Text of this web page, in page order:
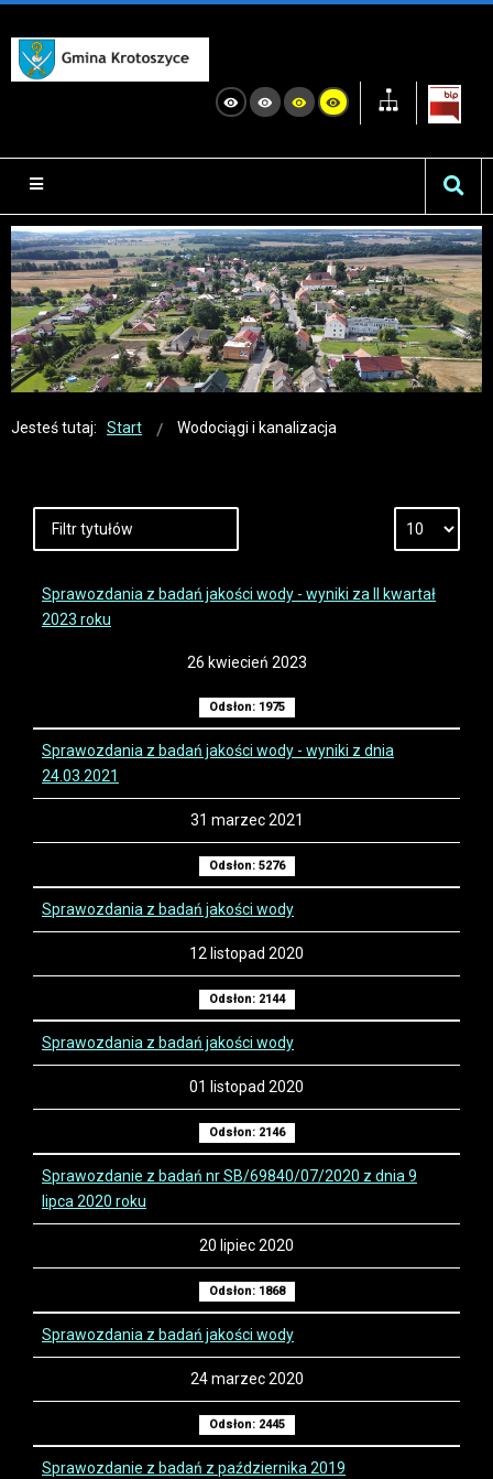
Jesteś tutaj: Start Wodociągi i kanalizacja
Sprawozdania z badań jakości wody - wyniki za II kwartał
2023 roku
26 kwiecień 2023
Odsłon: 1975
Sprawozdania z badań jakości wody - wyniki z dnia
24.03.2021
31 marzec 2021
Odsłon: 5276
Sprawozdania z badań jakości wody
12 listopad 2020
Odsłon: 2144
Sprawozdania z badań jakości wody
01 listopad 2020
Odsłon: 2146
Sprawozdanie z badań nr SB/69840/07/2020 z dnia 9
lipca 2020 roku
20 lipiec 2020
Odsłon: 1868
Sprawozdania z badań jakości wody
24 marzec 2020
Odsłon: 2445
Sprawozdanie z badań z października 2019